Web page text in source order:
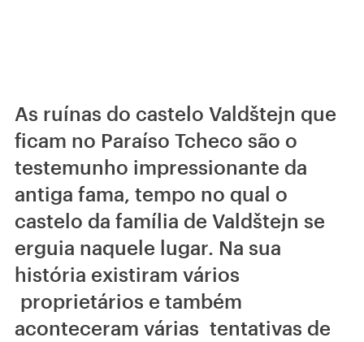
As ruínas do castelo Valdštejn que
ficam no Paraíso Tcheco são o
testemunho impressionante da
antiga fama, tempo no qual o
castelo da família de Valdštejn se
erguia naquele lugar. Na sua
história existiram vários
proprietários e também
aconteceram várias tentativas de